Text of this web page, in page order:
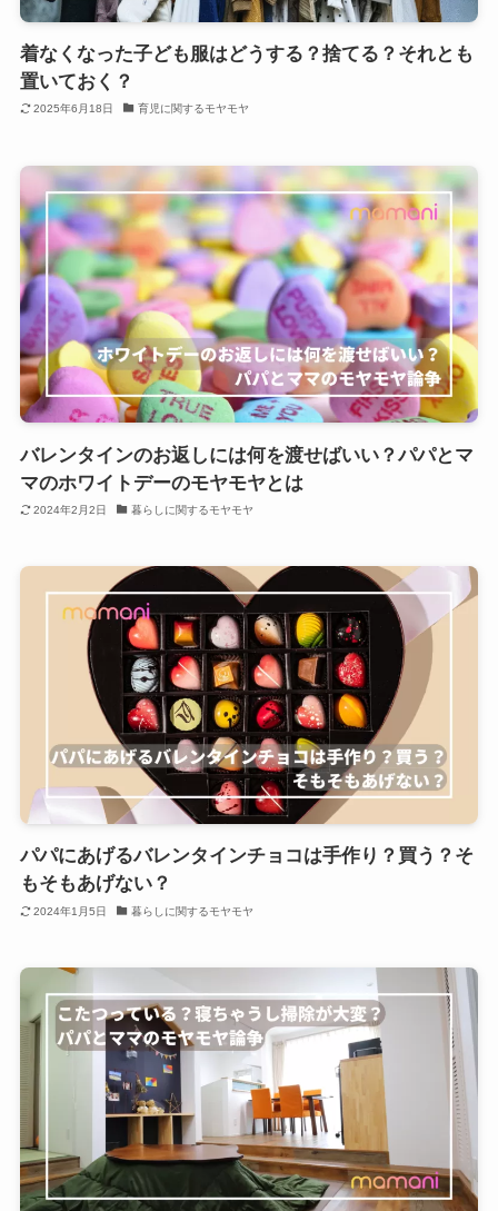
着なくなった子ども服はどうする？捨てる？それとも
置いておく？
2025年6月18日 育児に関するモヤモヤ
バレンタインのお返しには何を渡せばいい？パパとマ
マのホワイトデーのモヤモヤとは
2024年2月2日 暮らしに関するモヤモヤ
パパにあげるバレンタインチョコは手作り？買う？そ
もそもあげない？
2024年1月5日 暮らしに関するモヤモヤ